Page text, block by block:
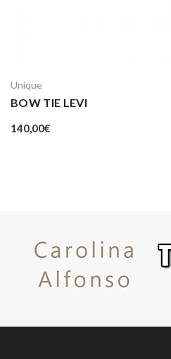
Unique
BOW TIE LEVI
140,00€